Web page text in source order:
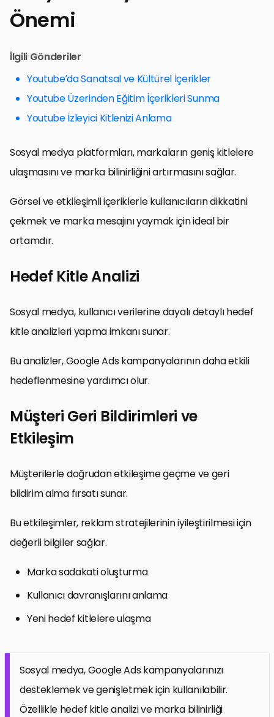
Önemi
İlgili Gönderiler
Youtube’da Sanatsal ve Kültürel İçerikler
Youtube Üzerinden Eğitim İçerikleri Sunma
Youtube İzleyici Kitlenizi Anlama
Sosyal medya platformları, markaların geniş kitlelere
ulaşmasını ve marka bilinirliğini artırmasını sağlar.
Görsel ve etkileşimli içeriklerle kullanıcıların dikkatini
çekmek ve marka mesajını yaymak için ideal bir
ortamdır.
Hedef Kitle Analizi
Sosyal medya, kullanıcı verilerine dayalı detaylı hedef
kitle analizleri yapma imkanı sunar.
Bu analizler, Google Ads kampanyalarının daha etkili
hedeflenmesine yardımcı olur.
Müşteri Geri Bildirimleri ve
Etkileşim
Müşterilerle doğrudan etkileşime geçme ve geri
bildirim alma fırsatı sunar.
Bu etkileşimler, reklam stratejilerinin iyileştirilmesi için
değerli bilgiler sağlar.
Marka sadakati oluşturma
Kullanıcı davranışlarını anlama
Yeni hedef kitlelere ulaşma
Sosyal medya, Google Ads kampanyalarınızı
desteklemek ve genişletmek için kullanılabilir.
Özellikle hedef kitle analizi ve marka bilinirliği